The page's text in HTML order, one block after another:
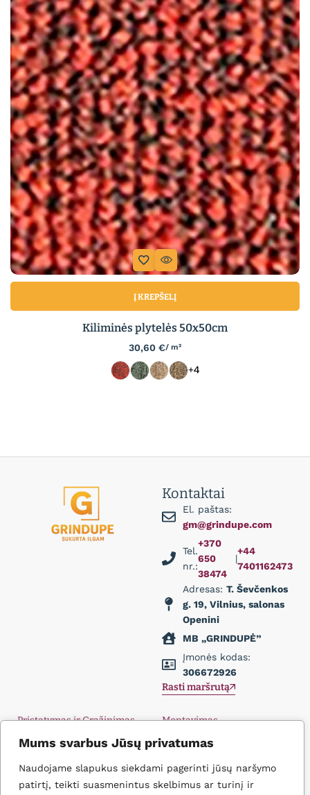
Mums svarbus Jūsų privatumas
Naudojame slapukus siekdami pagerinti jūsų naršymo
patirtį, teikti suasmenintus skelbimus ar turinį ir
Į KREPŠELĮ
Kiliminės plytelės 50x50cm
30,60 €/ m²
+4
Kontaktai
El. paštas:
gm@grindupe.com
Tel.
nr.:
+370
650
38474
|
+44
7401162473
Adresas: T. Ševčenkos
g. 19, Vilnius, salonas
Openini
MB „GRINDUPĖ”
Įmonės kodas:
306672926
Rasti maršrutą
Pristatymas ir Grąžinimas
Privatumo politika
Montavimas
Didmena
Kontaktai